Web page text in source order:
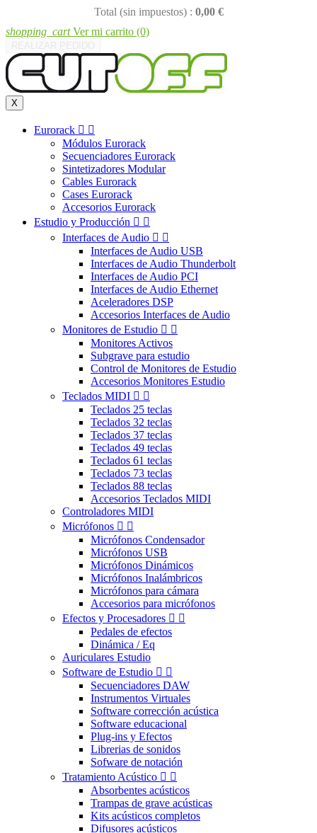
Total (sin impuestos) : 0,00 €
shopping_cart Ver mi carrito (0)
X
Eurorack  
Módulos Eurorack
Secuenciadores Eurorack
Sintetizadores Modular
Cables Eurorack
Cases Eurorack
Accesorios Eurorack
Estudio y Producción  
Interfaces de Audio  
Interfaces de Audio USB
Interfaces de Audio Thunderbolt
Interfaces de Audio PCI
Interfaces de Audio Ethernet
Aceleradores DSP
Accesorios Interfaces de Audio
Monitores de Estudio  
Monitores Activos
Subgrave para estudio
Control de Monitores de Estudio
Accesorios Monitores Estudio
Teclados MIDI  
Teclados 25 teclas
Teclados 32 teclas
Teclados 37 teclas
Teclados 49 teclas
Teclados 61 teclas
Teclados 73 teclas
Teclados 88 teclas
Accesorios Teclados MIDI
Controladores MIDI
Micrófonos  
Micrófonos Condensador
Micrófonos USB
Micrófonos Dinámicos
Micrófonos Inalámbricos
Micrófonos para cámara
Accesorios para micrófonos
Efectos y Procesadores  
Pedales de efectos
Dinámica / Eq
Auriculares Estudio
Software de Estudio  
Secuenciadores DAW
Instrumentos Virtuales
Software corrección acústica
Software educacional
Plug-ins y Efectos
Librerias de sonidos
Sofware de notación
Tratamiento Acústico  
Absorbentes acústicos
Trampas de grave acústicas
Kits acústicos completos
Difusores acústicos